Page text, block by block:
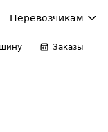
Перевозчикам
Заказы